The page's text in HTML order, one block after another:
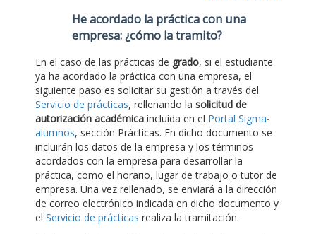
He acordado la práctica con una
empresa: ¿cómo la tramito?
En el caso de las prácticas de grado, si el estudiante
ya ha acordado la práctica con una empresa, el
siguiente paso es solicitar su gestión a través del
Servicio de prácticas, rellenando la solicitud de
autorización académica incluida en el Portal Sigma-
alumnos, sección Prácticas. En dicho documento se
incluirán los datos de la empresa y los términos
acordados con la empresa para desarrollar la
práctica, como el horario, lugar de trabajo o tutor de
empresa. Una vez rellenado, se enviará a la dirección
de correo electrónico indicada en dicho documento y
el Servicio de prácticas realiza la tramitación.